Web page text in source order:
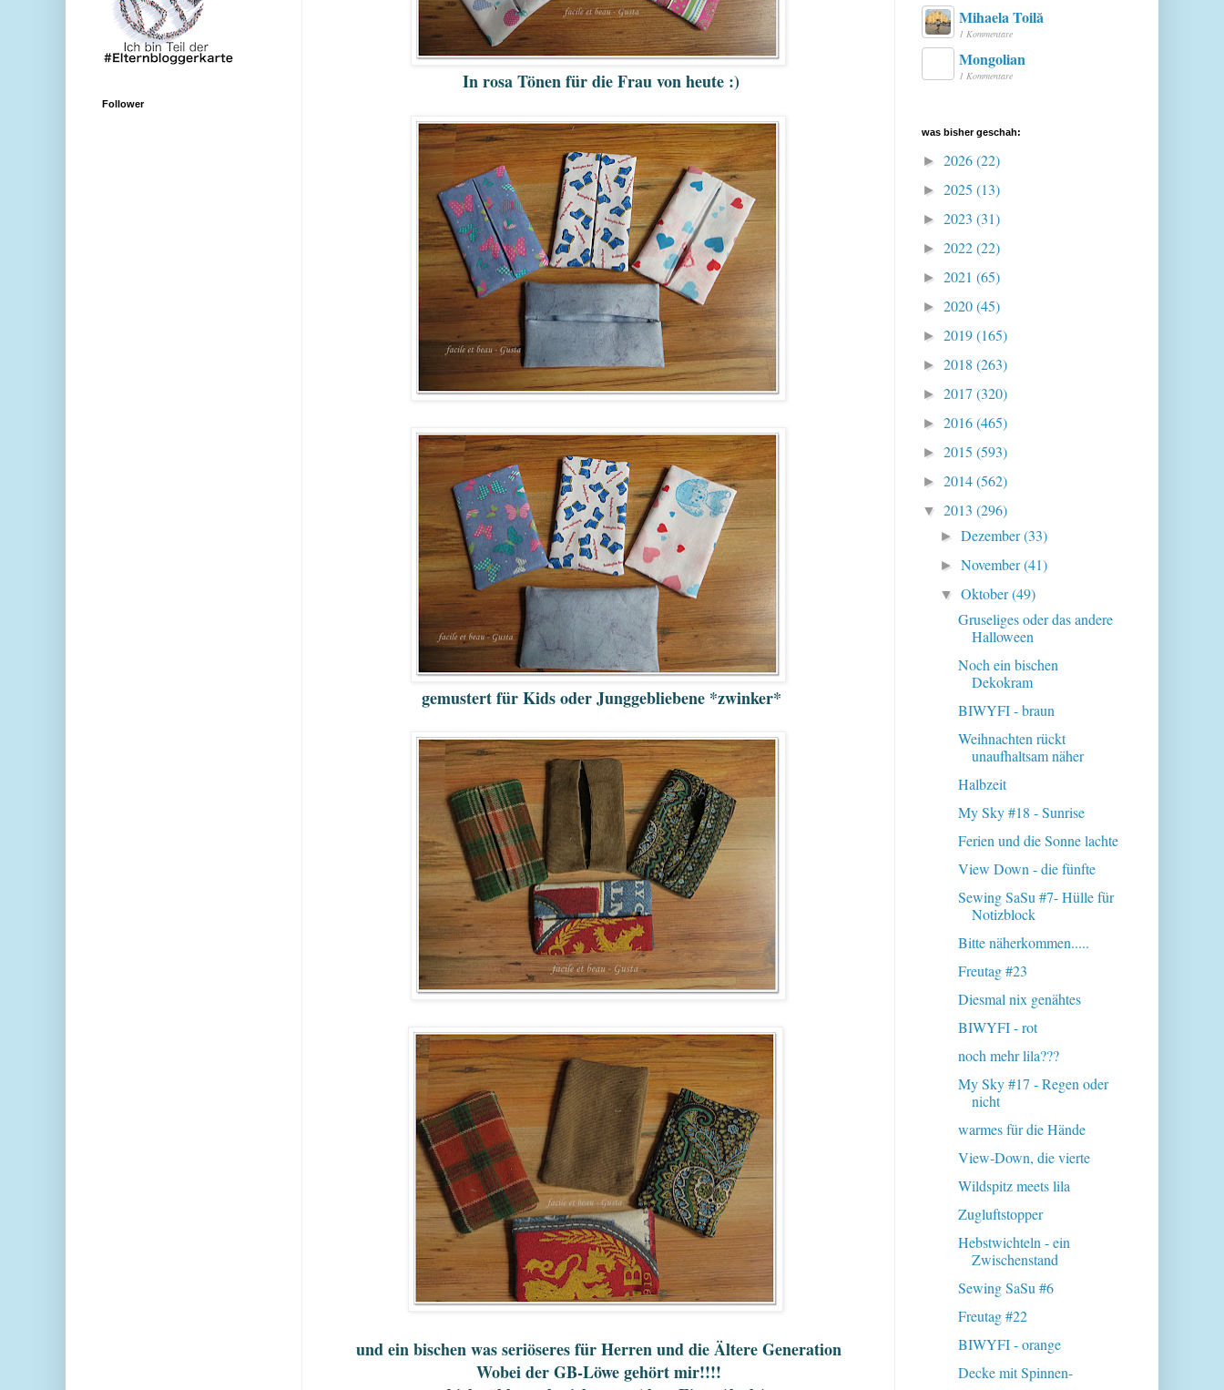
In rosa Tönen für die Frau von heute :)
gemustert für Kids oder Junggebliebene *zwinker*
und ein bischen was seriöseres für Herren und die Ältere Generation
Wobei der GB-Löwe gehört mir!!!!
Follower
Mihaela Toilă
1 Kommentare
Mongolian
1 Kommentare
was bisher geschah:
► 2026(22)
► 2025 (13)
► 2023 (31)
► 2022(22)
► 2021 (65)
► 2020(45)
► 2019(165)
► 2018 (263)
► 2017 (320)
► 2016(465)
► 2015 (593)
► 2014(562)
▼ 2013 (296)
►Dezember(33)
►November(41)
▼Oktober(49)
Gruseliges oder das andere
Halloween
Noch ein bischen
Dekokram
BIWYFI - braun
Weihnachten rückt
unaufhaltsam näher
Halbzeit
My Sky #18 - Sunrise
Ferien und die Sonne lachte
View Down - die fünfte
Sewing SaSu #7- Hülle für
Notizblock
Bitte näherkommen.....
Freutag #23
Diesmal nix genähtes
BIWYFI - rot
noch mehr lila???
My Sky #17 - Regen oder
nicht
warmes für die Hände
View-Down, die vierte
Wildspitz meets lila
Zugluftstopper
Hebstwichteln - ein
Zwischenstand
Sewing SaSu #6
Freutag #22
BIWYFI - orange
Decke mit Spinnen-